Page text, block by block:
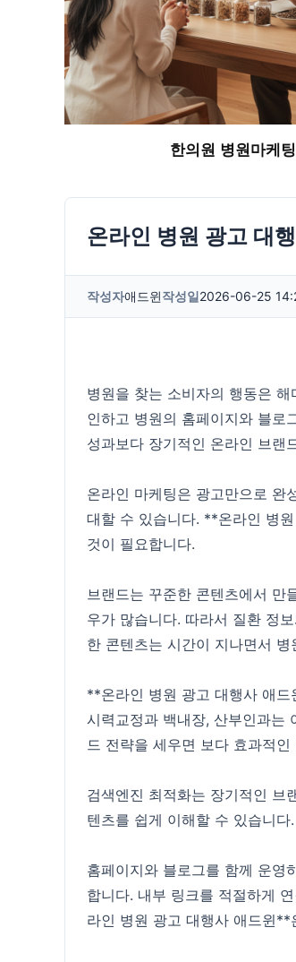
한의원 병원마케팅
온라인 병원 광고 대
작성자애드윈작성일2026-06-25
병원을 찾는 소비자의 행동은
인하고 병원의 홈페이지와 블로
성과보다 장기적인 온라인 브랜
온라인 마케팅은 광고만으로 완
대할 수 있습니다. **온라인 병
것이 필요합니다.
브랜드는 꾸준한 콘텐츠에서 만
우가 많습니다. 따라서 질환 정
한 콘텐츠는 시간이 지나면서
**온라인 병원 광고 대행사 애
시력교정과 백내장, 산부인과는
드 전략을 세우면 보다 효과적
검색엔진 최적화는 장기적인 브
텐츠를 쉽게 이해할 수 있습니
홈페이지와 블로그를 함께 운영
합니다. 내부 링크를 적절하게
라인 병원 광고 대행사 애드윈